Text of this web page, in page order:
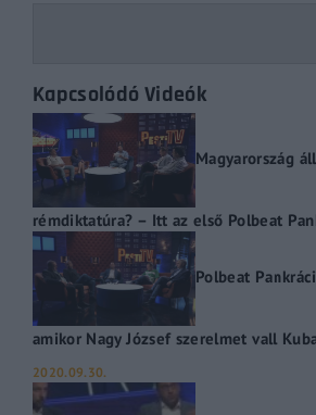
Kapcsolódó Videók
Magyarország
rémdiktatúra? – Itt az első Polbeat
Polbeat
amikor Nagy József szerelmet vall
2020.09.30.